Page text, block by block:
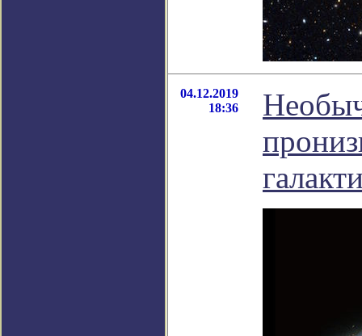
04.12.2019
18:36